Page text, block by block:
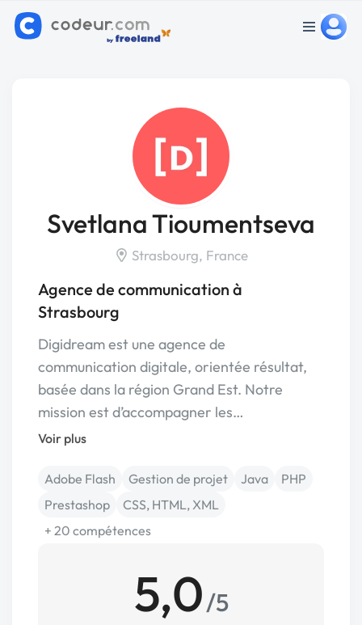
Svetlana Tioumentseva
Strasbourg, France
Agence de communication à
Strasbourg
Digidream est une agence de
communication digitale, orientée résultat,
basée dans la région Grand Est. Notre
mission est d’accompagner les…
Voir plus
Adobe Flash Gestion de projet Java
PHP
Prestashop
CSS, HTML, XML
+ 20 compétences
5,0/5